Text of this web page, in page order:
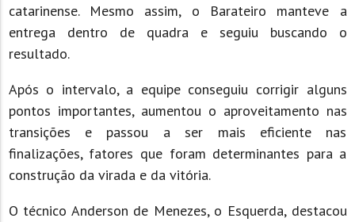
catarinense. Mesmo assim, o Barateiro manteve a
entrega dentro de quadra e seguiu buscando o
resultado.
Após o intervalo, a equipe conseguiu corrigir alguns
pontos importantes, aumentou o aproveitamento nas
transições e passou a ser mais eficiente nas
finalizações, fatores que foram determinantes para a
construção da virada e da vitória.
O técnico Anderson de Menezes, o Esquerda, destacou